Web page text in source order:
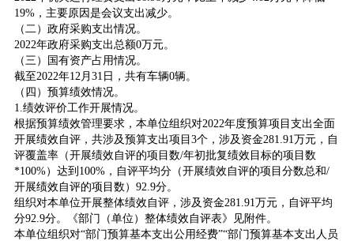
19%，主要原因是会议支出减少。
（二）政府采购支出情况。
2022年政府采购支出总额0万元。
（三）国有资产占用情况。
截至2022年12月31日，共有车辆0辆。
（四）预算绩效情况。
1.绩效评价工作开展情况。
根据预算绩效管理要求，本单位组织对2022年度预算项目支出全面
开展绩效自评，共涉及预算支出项目3个，涉及资金281.91万元，自
评覆盖率（开展绩效自评的项目数/年初批复绩效目标的项目数
*100%）达到100%，自评平均分（开展绩效自评的项目分数总和/
开展绩效自评的项目数）92.9分。
组织对本单位开展整体绩效自评，涉及资金281.91万元，自评平均
分92.9分。《部门（单位）整体绩效自评表》见附件。
本单位组织对“部门预算基本支出公用经费”“部门预算基本支出人员